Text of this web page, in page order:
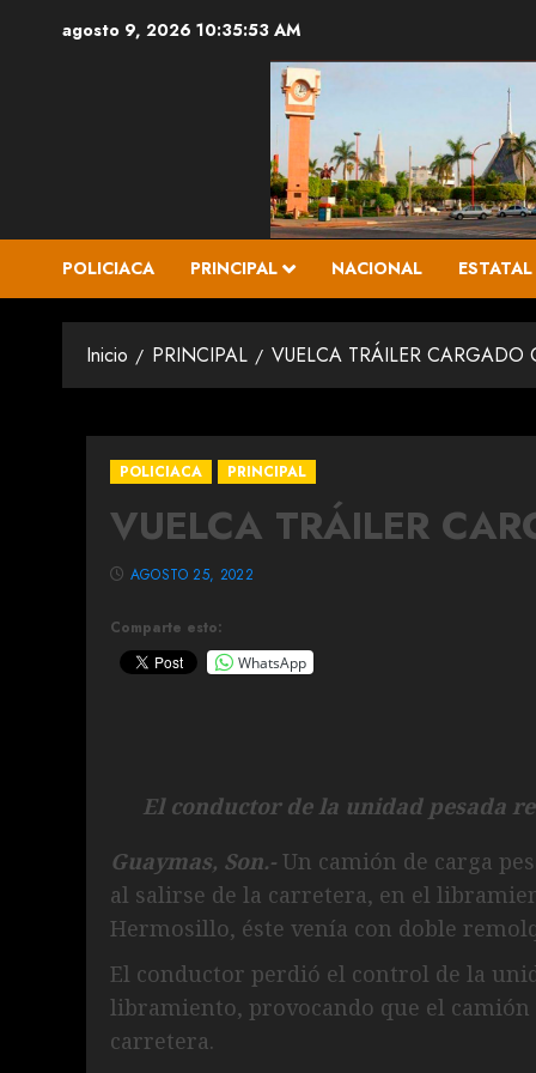
agosto 9, 2026 10:35:54 AM
POLICIACA PRINCIPAL NACIONAL ESTATAL
Inicio PRINCIPAL VUELCA TRÁILER CARGADO
POLICIACA PRINCIPAL
VUELCA TRÁILER
Comparte esto:
WhatsApp
AGOSTO 25, 2022
El conductor de la unidad pesada
Guaymas, Son.- Un camión de carga
al salirse de la carretera, en el
Hermosillo, éste venía con doble
El conductor perdió el control de la
libramiento, provocando que el camión
carretera.